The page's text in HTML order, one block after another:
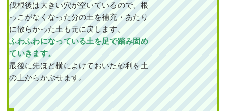
伐根後は大きい穴が空いているので、 根
っこがなくなった分の土を補充・あたり
に散らかった土も元に戻します。
ふわふわになっている土を足で踏み固め
ていきます。
最後に先ほど横によけておいた砂利を土
の上からかぶせます。